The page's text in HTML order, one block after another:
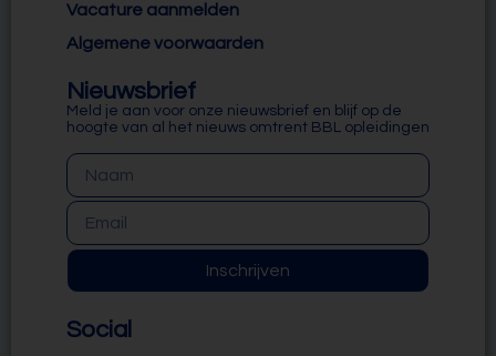
Vacature aanmelden
Algemene voorwaarden
Nieuwsbrief
Meld je aan voor onze nieuwsbrief en blijf op de
hoogte van al het nieuws omtrent BBL opleidingen
Inschrijven
Social